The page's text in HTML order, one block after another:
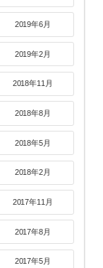
2019年6月
2019年2月
2018年11月
2018年8月
2018年5月
2018年2月
2017年11月
2017年8月
2017年5月